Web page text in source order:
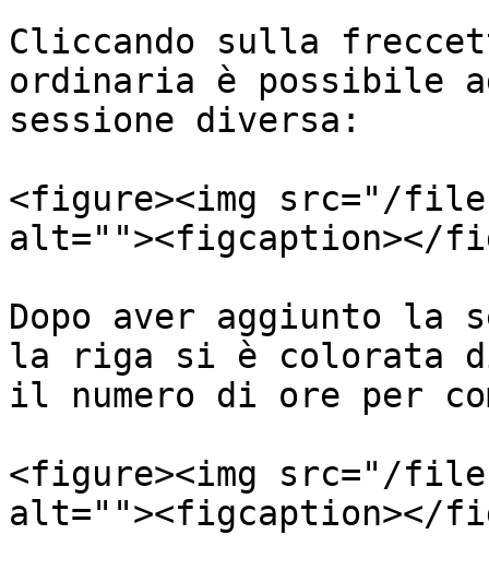
Cliccando sulla
ordinaria è possibile
sessione diversa:
<figure><img src="/files/
alt=""><figcaption></
Dopo aver aggiunto la
la riga si è colorata di
il numero di ore per
<figure><img src="/files/
alt=""><figcaption></